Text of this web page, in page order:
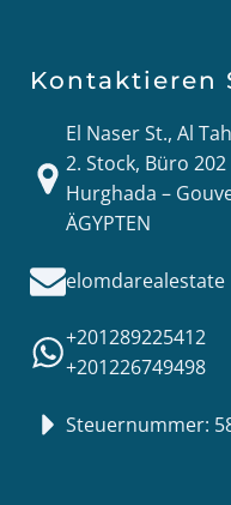
Kontaktieren
El Naser St., Al
2. Stock, Büro 202
Hurghada –
ÄGYPTEN
elomdarealestate
+201289225412
+201226749498
Steuernummer: